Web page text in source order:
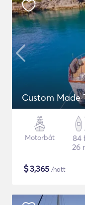
Custom Made
Motorbåt
84
26
$3,365 /natt